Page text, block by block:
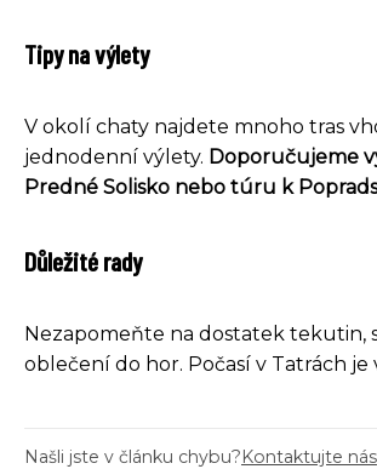
Tipy na výlety
V okolí chaty najdete mnoho tras
jednodenní výlety. Doporučujeme
Predné Solisko nebo túru k
Důležité rady
Nezapomeňte na dostatek tekutin,
oblečení do hor. Počasí v Tatrách je
Našli jste v článku chybu?Kontaktujte nás